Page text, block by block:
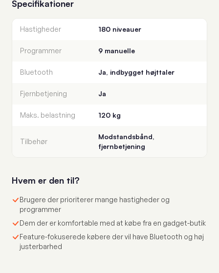
Specifikationer
Hastigheder 180 niveauer
Programmer 9 manuelle
Bluetooth Ja, indbygget højttaler
Fjernbetjening Ja
Maks. belastning 120 kg
Tilbehør
Modstandsbånd,
fjernbetjening
Hvem er den til?
Brugere der prioriterer mange hastigheder og
programmer
Dem der er komfortable med at købe fra en gadget-butik
Feature-fokuserede købere der vil have Bluetooth og høj
justerbarhed